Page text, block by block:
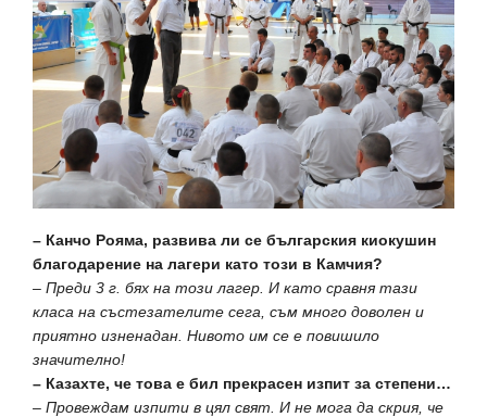
– Канчо Рояма, развива ли се българския киокушин
благодарение на лагери като този в Камчия?
– Преди 3 г. бях на този лагер. И като сравня тази
класа на състезателите сега, съм много доволен и
приятно изненадан. Нивото им се е повишило
значително!
– Казахте, че това е бил прекрасен изпит за степени…
– Провеждам изпити в цял свят. И не мога да скрия, че